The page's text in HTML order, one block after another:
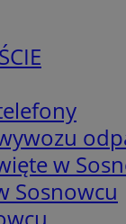
w
Sosnowcu